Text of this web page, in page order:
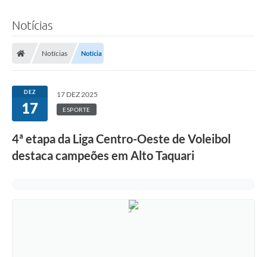
Notícias
Notícias Notícia
DEZ
17
17 DEZ 2025
ESPORTE
4ª etapa da Liga Centro-Oeste de Voleibol
destaca campeões em Alto Taquari